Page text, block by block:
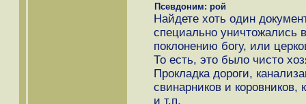
Псевдоним: рой
Найдете хоть один
специально уничтожались
поклонению богу, или
То есть, это было чисто
Прокладка дороги,
свинарников и коровников,
и т.п.